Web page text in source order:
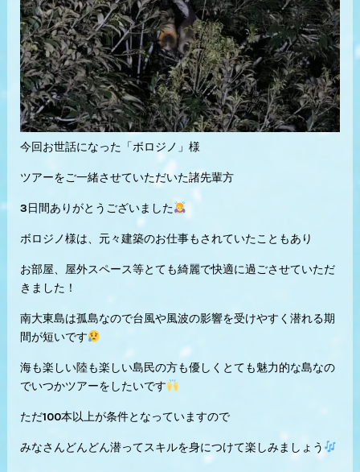
今回お世話になった「ボロジノ」様
ツアーをご一緒させていただいた諸先輩方
3日間ありがとうございました
ボロジノ様は、元々建築のお仕事もされていたこともあり
お部屋、屋外スペース等とても綺麗で快適に過ごさせていただ
きました！
南大東島は孤島なので台風や風波の影響を受けやすく潜れる期
間が短いです
海も楽しい陸も楽しい島民の方も優しくとても魅力的な島なの
でいつかツアーをしたいです
ただ100本以上が条件となっていますので
みなさんどんどん潜ってスキルを身につけて楽しみましょう